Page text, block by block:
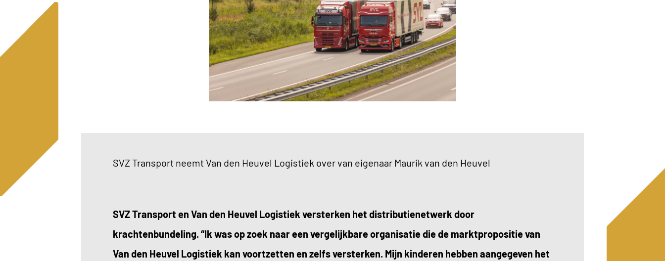
SVZ Transport neemt Van den Heuvel Logistiek over van eigenaar Maurik van den Heuvel
SVZ Transport en Van den Heuvel Logistiek versterken het distributienetwerk door
krachtenbundeling. “Ik was op zoek naar een vergelijkbare organisatie die de marktpropositie van
Van den Heuvel Logistiek kan voortzetten en zelfs versterken. Mijn kinderen hebben aangegeven het